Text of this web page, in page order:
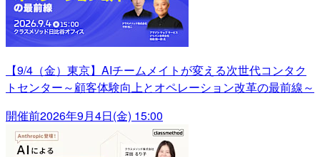
【9/4（金）東京】AIチームメイトが変える次世代コンタク
トセンター～顧客体験向上とオペレーション改革の最前線～
開催前2026年9月4日(金) 15:00